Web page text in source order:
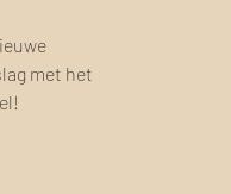
met het